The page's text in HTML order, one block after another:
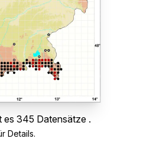
es 345 Datensätze .
Details.